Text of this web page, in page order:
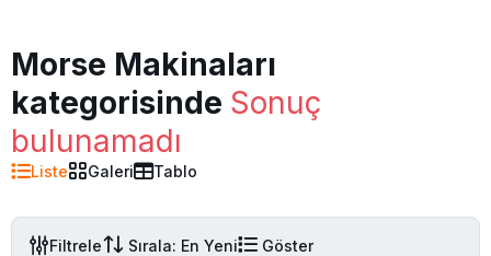
Morse Makinaları
kategorisinde Sonuç
bulunamadı
Liste Galeri Tablo
Filtrele Sırala: En Yeni Göster